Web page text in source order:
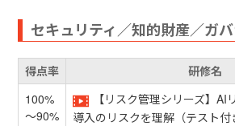
セキュリティ／知的財産／ガ
得点率
研修名
100%
～90%
【リスク管理シリーズ】AI
導入のリスクを理解（テスト付